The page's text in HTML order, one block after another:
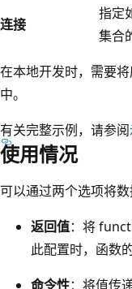
连接
指定
集合
在本地开发时，需要
中。
有关完整示例，请参阅
使用情况
可以通过两个选项将数
返回值：将
此配置时，函数
命令性：将值传